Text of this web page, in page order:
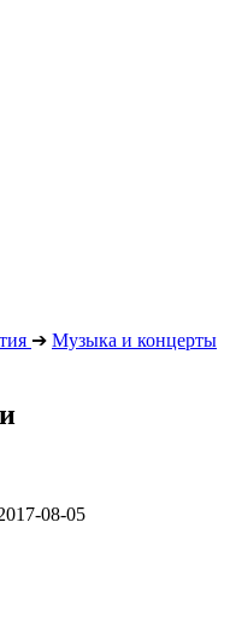
➔ Музыка и концерты
08-05